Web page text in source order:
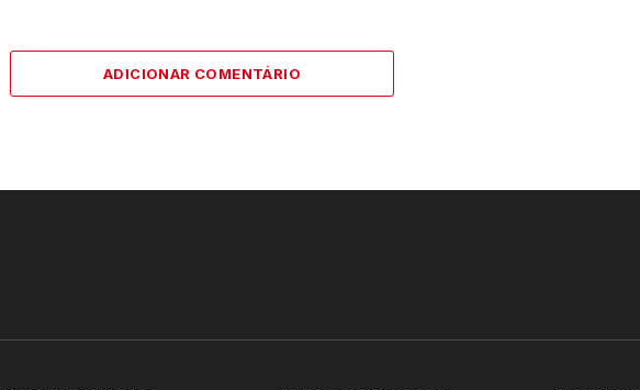
ADICIONAR COMENTÁRIO